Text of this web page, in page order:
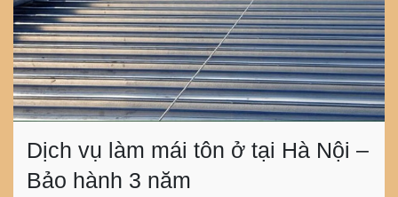
Dịch vụ làm mái tôn ở tại Hà Nội –
Bảo hành 3 năm